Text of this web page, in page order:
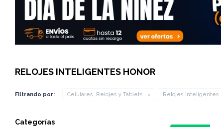
RELOJES INTELIGENTES HONOR
Filtrando por: Celulares, Relojes y Tablets Relojes Inteligentes
Categorías